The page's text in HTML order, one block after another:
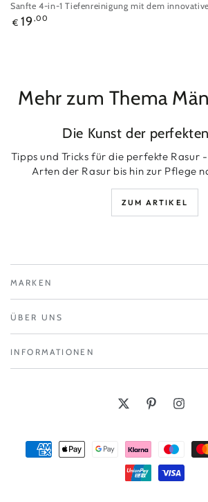
Sanfte 4-in-1 Tiefenreinigung mit dem
Regulärer
€ 19 ,00
Mehr zum Thema
Die Kunst der
Tipps und Tricks für die perfekte Rasur
Arten der Rasur bis hin zur Pflege
ZUM ARTIKEL
MARKEN
ÜBER UNS
INFORMATIONEN
TwitterPinterest
Zahlungsmöglichkeiten